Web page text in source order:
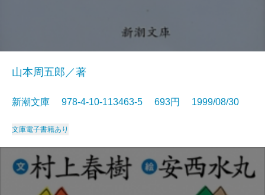
山本周五郎／著
新潮文庫 978-4-10-113463-5 693円 1999/08/30
文庫電子書籍あり